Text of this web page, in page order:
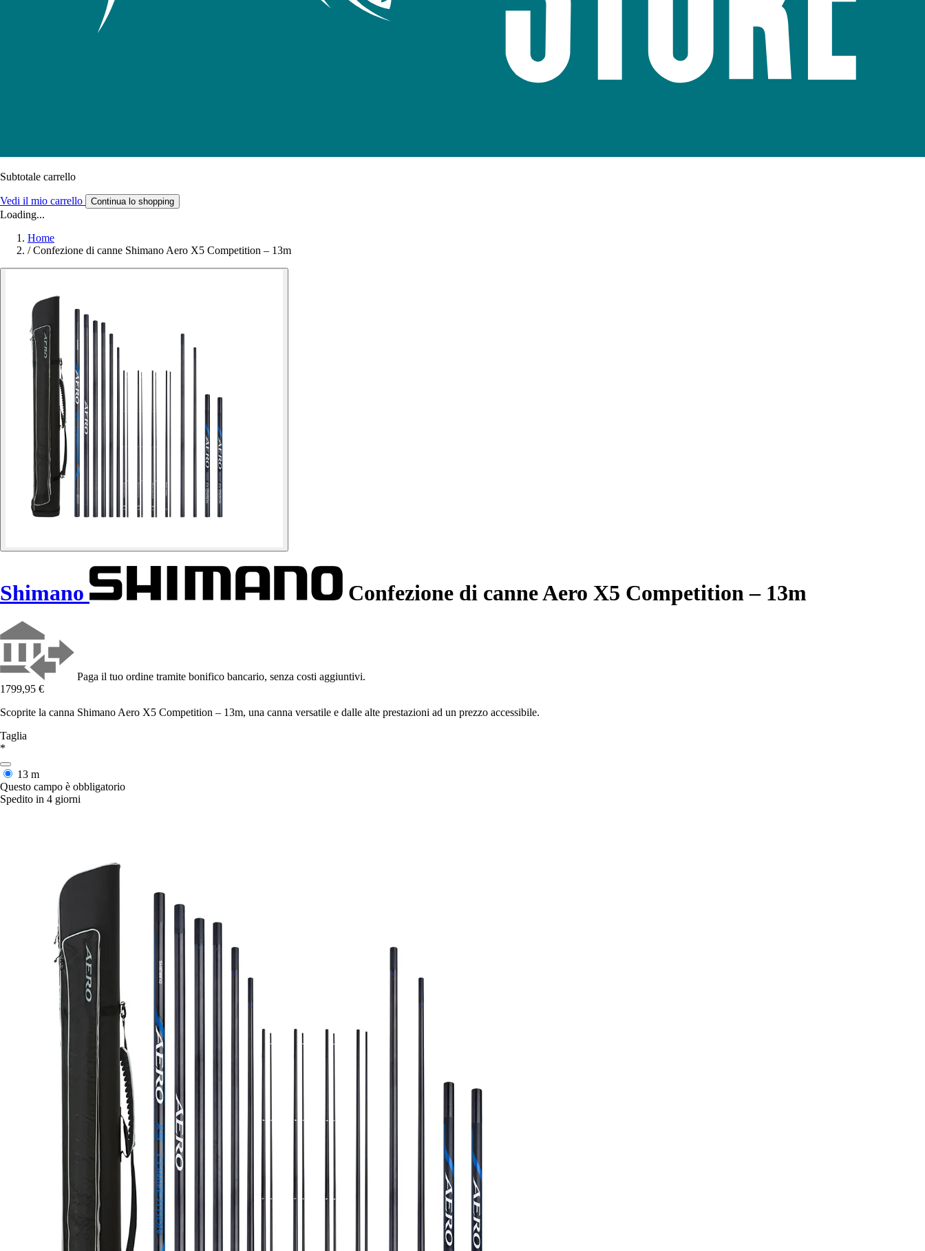
Subtotale carrello
Vedi il mio carrello Continua lo shopping
Loading...
Home
/ Confezione di canne Shimano Aero X5 Competition – 13m
Shimano Confezione di canne Aero X5 Competition – 13m
Paga il tuo ordine tramite bonifico bancario, senza costi aggiuntivi.
1799,95 €
Scoprite la canna Shimano Aero X5 Competition – 13m, una canna versatile e dalle alte prestazioni ad un prezzo accessibile.
Taglia
*
13 m
Questo campo è obbligatorio
Spedito in 4 giorni